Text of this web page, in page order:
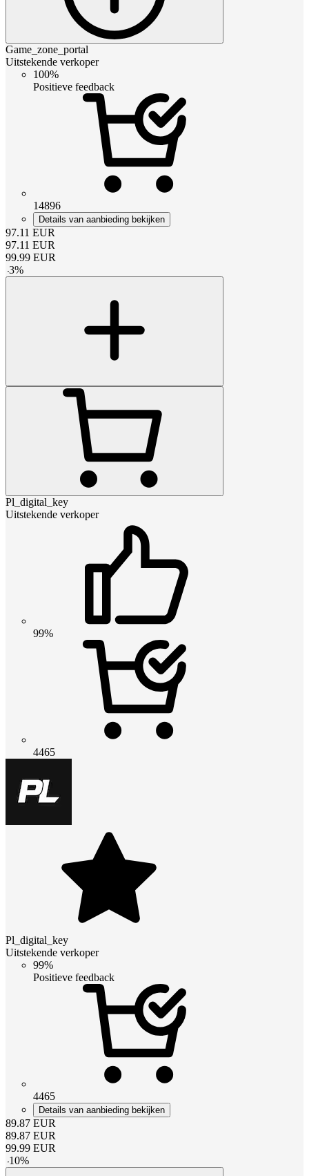
Game_zone_portal
Uitstekende verkoper
100%
Positieve feedback
14896
Details van aanbieding bekijken
97.11 EUR
97.11 EUR
99.99 EUR
-3%
Pl_digital_key
Uitstekende verkoper
99%
4465
Pl_digital_key
Uitstekende verkoper
99%
Positieve feedback
4465
Details van aanbieding bekijken
89.87 EUR
89.87 EUR
99.99 EUR
-10%